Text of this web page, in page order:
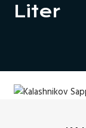
Liter